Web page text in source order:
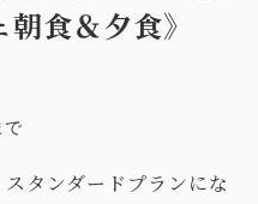
食＆夕食》
で
タンダードプランにな